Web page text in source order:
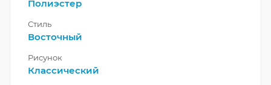
Полиэстер
Стиль
Восточный
Рисунок
Классический